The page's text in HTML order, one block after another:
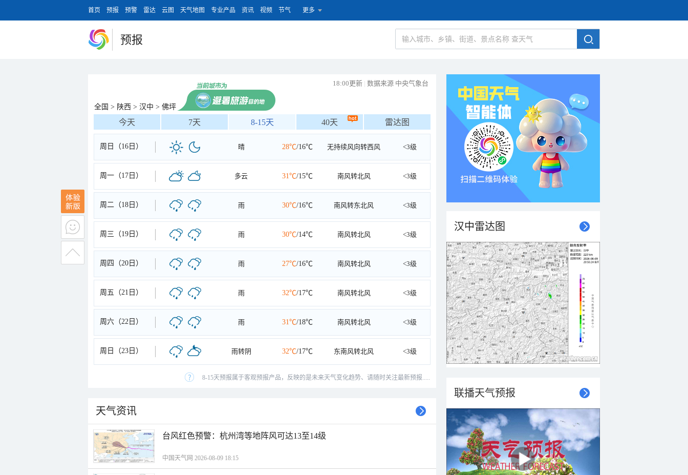
首页 预报 预警 雷达 云图 天气地图 专业产品 资讯 视频 节气 更多
预报
18:00更新 | 数据来源 中央气象台
全国 > 陕西 > 汉中 > 佛坪
今天 7天 8-15天 40天 雷达图
周日（16日） 晴 28℃/16℃ 无持续风向转西风 <3级
周一（17日） 多云 31℃/15℃ 南风转北风 <3级
周二（18日） 雨 30℃/16℃ 南风转东北风 <3级
周三（19日） 雨 30℃/14℃ 南风转北风 <3级
周四（20日） 雨 27℃/16℃ 南风转北风 <3级
周五（21日） 雨 32℃/17℃ 南风转北风 <3级
周六（22日） 雨 31℃/18℃ 南风转北风 <3级
周日（23日） 雨转阴 32℃/17℃ 东南风转北风 <3级
8-15天预报属于客观预报产品，反映的是未来天气变化趋势、请随时关注最新预报.....
天气资讯
​台风红色预警：杭州湾等地阵风可达13至14级
中国天气网 2026-08-09 18:15
汉中雷达图
联播天气预报